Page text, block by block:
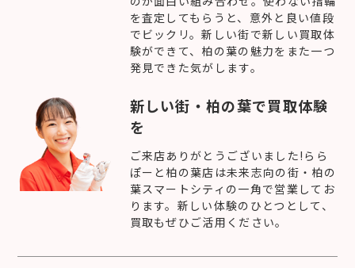
を査定してもらうと、意外と良い値段
でビックリ。新しい街で新しい買取体
験ができて、柏の葉の魅力をまた一つ
発見できた気がします。
新しい街・柏の葉で買取体験
を
ご来店ありがとうございました!らら
ぽーと柏の葉店は未来志向の街・柏の
葉スマートシティの一角で営業してお
ります。新しい体験のひとつとして、
買取もぜひご活用ください。